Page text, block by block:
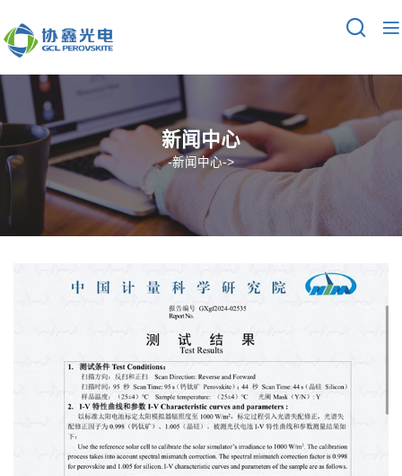
新闻中心
-新闻中心->